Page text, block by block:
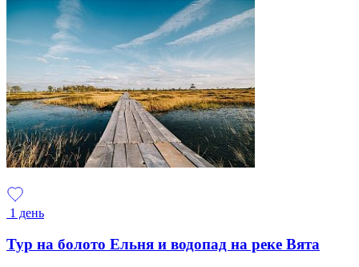
1 день
Тур на болото Ельня и водопад на реке Вята